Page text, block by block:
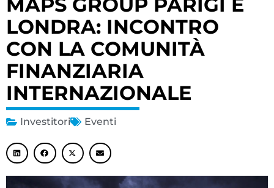
LONDRA: INCONTRO
CON LA COMUNITÀ
FINANZIARIA
INTERNAZIONALE
Investitori Eventi